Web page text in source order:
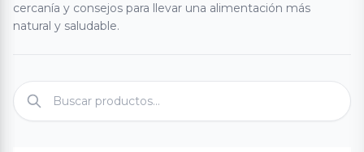
cercanía y consejos para llevar una alimentación más
natural y saludable.